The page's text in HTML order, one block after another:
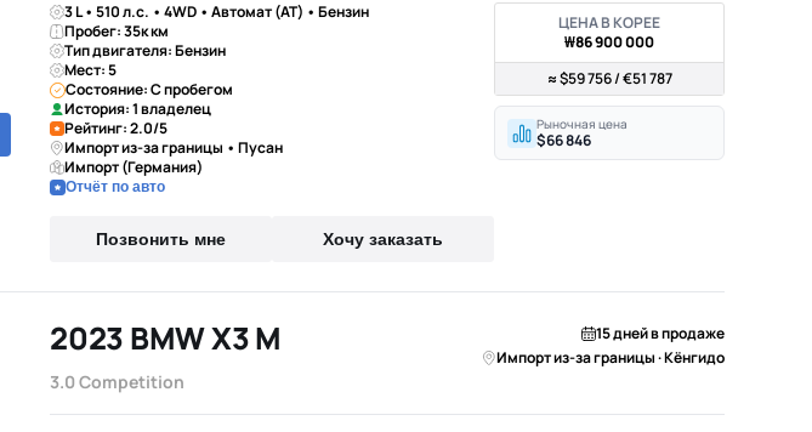
3 L • 510 л.с. • 4WD • Автомат (AT) • Бензин
Пробег: 35к км
Тип двигателя: Бензин
Мест: 5
Состояние: С пробегом
История: 1 владелец
Рейтинг: 2.0/5
Импорт из-за границы • Пусан
Импорт (Германия)
Отчёт по авто
Позвонить мне Хочу заказать
ЦЕНА В КОРЕЕ
₩86 900 000
≈ $59 756 / €51 787
Рыночная цена
$66 846
2023 BMW X3 M
3.0 Competition
15 дней в продаже
Импорт из-за границы · Кёнгидо